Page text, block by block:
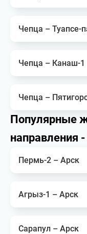
Чепца – Туапсе-
Чепца – Канаш-1
Чепца –
Популярные
направления
Пермь-2 – Арск
Агрыз-1 – Арск
Сарапул – Арск